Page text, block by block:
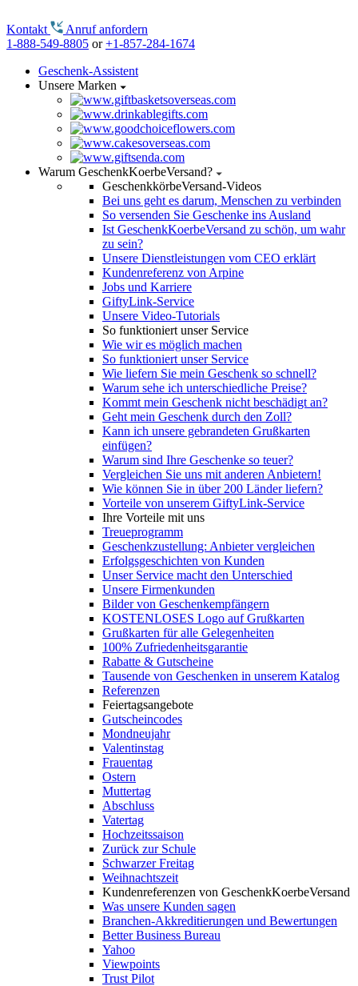
Kontakt
Anruf anfordern
1-888-549-8805 or+1-857-284-1674
Geschenk-Assistent
Unsere Marken
Warum GeschenkKoerbeVersand?
GeschenkkörbeVersand-Videos
Bei uns geht es darum, Menschen zu verbinden
So versenden Sie Geschenke ins Ausland
Ist GeschenkKoerbeVersand zu schön, um wahr
zu sein?
Unsere Dienstleistungen vom CEO erklärt
Kundenreferenz von Arpine
Jobs und Karriere
GiftyLink-Service
Unsere Video-Tutorials
So funktioniert unser Service
Wie wir es möglich machen
So funktioniert unser Service
Wie liefern Sie mein Geschenk so schnell?
Warum sehe ich unterschiedliche Preise?
Kommt mein Geschenk nicht beschädigt an?
Geht mein Geschenk durch den Zoll?
Kann ich unsere gebrandeten Grußkarten
einfügen?
Warum sind Ihre Geschenke so teuer?
Vergleichen Sie uns mit anderen Anbietern!
Wie können Sie in über 200 Länder liefern?
Vorteile von unserem GiftyLink-Service
Ihre Vorteile mit uns
Treueprogramm
Geschenkzustellung: Anbieter vergleichen
Erfolgsgeschichten von Kunden
Unser Service macht den Unterschied
Unsere Firmenkunden
Bilder von Geschenkempfängern
KOSTENLOSES Logo auf Grußkarten
Grußkarten für alle Gelegenheiten
100% Zufriedenheitsgarantie
Rabatte & Gutscheine
Tausende von Geschenken in unserem Katalog
Referenzen
Feiertagsangebote
Gutscheincodes
Mondneujahr
Valentinstag
Frauentag
Ostern
Muttertag
Abschluss
Vatertag
Hochzeitssaison
Zurück zur Schule
Schwarzer Freitag
Weihnachtszeit
Kundenreferenzen von GeschenkKoerbeVersand
Was unsere Kunden sagen
Branchen-Akkreditierungen und Bewertungen
Better Business Bureau
Yahoo
Viewpoints
Trust Pilot